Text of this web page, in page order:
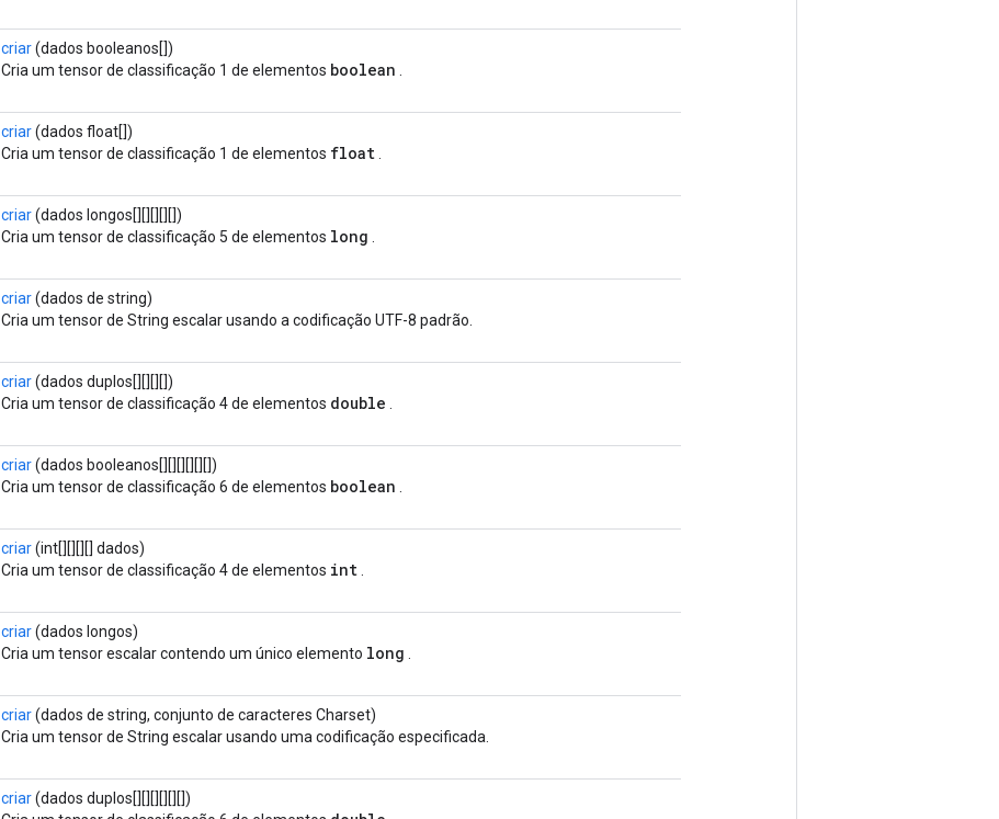
criar(dados booleanos[])
Cria um tensor de classificação 1 de elementos boolean
criar(dados float[])
Cria um tensor de classificação 1 de elementos float
criar(dados longos[][][][][])
Cria um tensor de classificação 5 de elementos long
criar(dados de string)
Cria um tensor de String escalar usando a codificação UTF-8 padrão.
criar(dados duplos[][][][])
Cria um tensor de classificação 4 de elementos double
criar(dados booleanos[][][][][][])
Cria um tensor de classificação 6 de elementos boolean
criar(int[][][][] dados)
Cria um tensor de classificação 4 de elementos int
criar(dados longos)
Cria um tensor escalar contendo um único elemento long
criar(dados de string, conjunto de caracteres Charset)
Cria um tensor de String escalar usando uma codificação especificada.
criar(dados duplos[][][][][][])